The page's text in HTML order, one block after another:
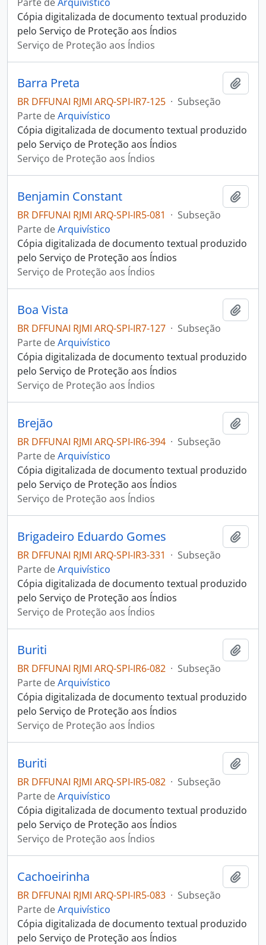
Cópia digitalizada de documento textual produzido
pelo Serviço de Proteção aos Índios
Serviço de Proteção aos Índios
Barra Preta
BR DFFUNAI RJMI ARQ-SPI-IR7-125 · Subseção
Parte deArquivístico
Cópia digitalizada de documento textual produzido
pelo Serviço de Proteção aos Índios
Serviço de Proteção aos Índios
Benjamin Constant
BR DFFUNAI RJMI ARQ-SPI-IR5-081 · Subseção
Parte deArquivístico
Cópia digitalizada de documento textual produzido
pelo Serviço de Proteção aos Índios
Serviço de Proteção aos Índios
Boa Vista
BR DFFUNAI RJMI ARQ-SPI-IR7-127 · Subseção
Parte deArquivístico
Cópia digitalizada de documento textual produzido
pelo Serviço de Proteção aos Índios
Serviço de Proteção aos Índios
Brejão
BR DFFUNAI RJMI ARQ-SPI-IR6-394 · Subseção
Parte deArquivístico
Cópia digitalizada de documento textual produzido
pelo Serviço de Proteção aos Índios
Serviço de Proteção aos Índios
Brigadeiro Eduardo Gomes
BR DFFUNAI RJMI ARQ-SPI-IR3-331 · Subseção
Parte deArquivístico
Cópia digitalizada de documento textual produzido
pelo Serviço de Proteção aos Índios
Serviço de Proteção aos Índios
Buriti
BR DFFUNAI RJMI ARQ-SPI-IR6-082 · Subseção
Parte deArquivístico
Cópia digitalizada de documento textual produzido
pelo Serviço de Proteção aos Índios
Serviço de Proteção aos Índios
Buriti
BR DFFUNAI RJMI ARQ-SPI-IR5-082 · Subseção
Parte deArquivístico
Cópia digitalizada de documento textual produzido
pelo Serviço de Proteção aos Índios
Serviço de Proteção aos Índios
Cachoeirinha
BR DFFUNAI RJMI ARQ-SPI-IR5-083 · Subseção
Parte deArquivístico
Cópia digitalizada de documento textual produzido
pelo Serviço de Proteção aos Índios